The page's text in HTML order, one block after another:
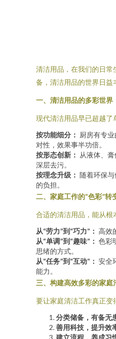
清洁用品，在我们的日
备，清洁用品的世界日益
一、清洁用品的多彩世界
现代清洁用品早已超越了
按功能细分： 厨房有专
对性，效果事半功倍。
按形态创新： 从液体、
深层去污。
按理念升级： 随着环保
的负担。
二、家庭工作的“色彩”转
合适的清洁用品，能从根
从“劳力”到“巧力”： 高效
从“单调”到“趣味”： 色彩
思绪的方式。
从“任务”到“互动”： 安全
能力。
三、构建高效多彩的家庭
要让家庭清洁工作真正变
分类储备，有备无
善用科技，提升效
建立流程，养成习